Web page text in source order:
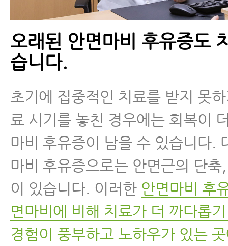
오래된 안면마비 후유증도
습니다.
초기에 집중적인 치료를 받지 못
료 시기를 놓친 경우에는 회복이
마비 후유증이 남을 수 있습니다.
마비 후유증으로는 안면근의 단축
이 있습니다. 이러한 안면마비 후
면마비에 비해 치료가 더 까다롭
경험이 풍부하고 노하우가 있는